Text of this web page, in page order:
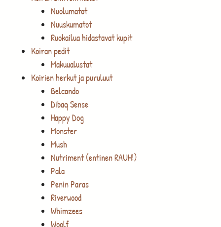
Nuolumatot
Nuuskumatot
Ruokailua hidastavat kupit
Koiran pedit
Makuualustat
Koirien herkut ja puruluut
Belcando
Dibaq Sense
Happy Dog
Monster
Mush
Nutriment (entinen RAUH!)
Pala
Penin Paras
Riverwood
Whimzees
Woolf